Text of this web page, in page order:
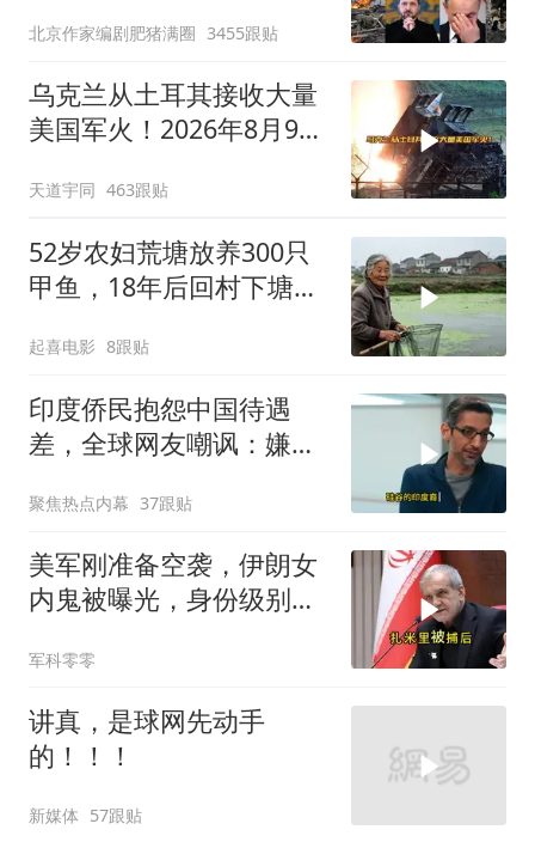
北京作家编剧肥猪满圈 3455跟贴
乌克兰从土耳其接收大量
美国军火！2026年8月9日
天道宇同 463跟贴
52岁农妇荒塘放养300只
甲鱼，18年后回村下塘瞬
起喜电影 8跟贴
印度侨民抱怨中国待遇
差，全球网友嘲讽：嫌差
聚焦热点内幕 37跟贴
美军刚准备空袭，伊朗女
内鬼被曝光，身份级别很
军科零零
讲真，是球网先动手
的！！！
新媒体 57跟贴